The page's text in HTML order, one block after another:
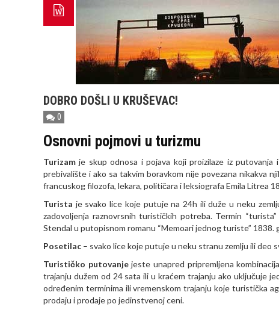
DOBRO DOŠLI U KRUŠEVAC!
0
Osnovni pojmovi u turizmu
Turizam je skup odnosa i pojava koji proizilaze iz
prebivalište i ako sa takvim boravkom nije povezana nikakva
francuskog filozofa, lekara, političara i leksiografa Emila Litrea
Turista je svako lice koje putuje na 24h ili duže u neku
zadovoljenja raznovrsnih turističkih potreba. Termin
Stendal u putopisnom romanu “Memoari jednog turiste” 1838.
Posetilac – svako lice koje putuje u neku stranu zemlju ili deo
Turističko putovanjejeste unapred pripremljena
trajanju dužem od 24 sata ili u kraćem trajanju ako uključuje
određenim terminima ili vremenskom trajanju koje turistička
prodaju i prodaje po jedinstvenoj ceni.